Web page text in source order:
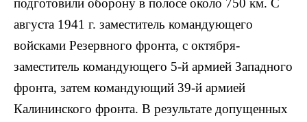
подготовили оборону в полосе около 750 км. С
августа 1941 г. заместитель командующего
войсками Резервного фронта, с октября-
заместитель командующего 5-й армией Западного
фронта, затем командующий 39-й армией
Калининского фронта. В результате допущенных